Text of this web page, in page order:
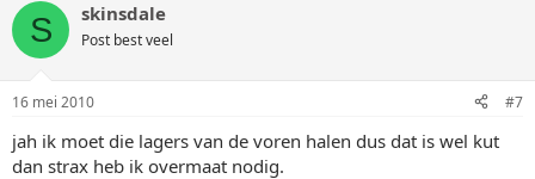
S skinsdale
Post best veel
16 mei 2010 #7
jah ik moet die lagers van de voren halen dus dat is wel kut
dan strax heb ik overmaat nodig.